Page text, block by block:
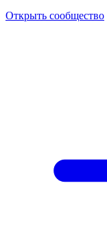
Открыть сообщество